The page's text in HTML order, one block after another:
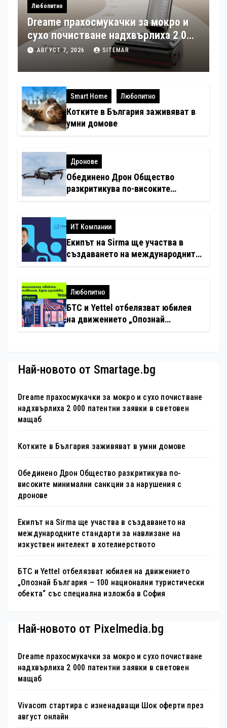
Любопитно
Dreame прахосмукачки за мокро и
сухо почистване надхвърлиха 2 000
патентни заявки в световен мащаб
АВГУСТ 7, 2026 SITEMAR
Smart Home Любопитно
Котките в България заживяват в
умни домове
Дронове
Обединено Дрон Общество
разкритикува по-високите
ИТ Компании
Екипът на Sirma ще участва в
създаването на международните
хотелиерството
Любопитно
БТС и Yettel отбелязват юбилея
на движението „Опознай
Най-новото от Smartage.bg
Dreame прахосмукачки за мокро и сухо почистване
надхвърлиха 2 000 патентни заявки в световен
мащаб
Котките в България заживяват в умни домове
Обединено Дрон Общество разкритикува по-
високите минимални санкции за нарушения с
дронове
Екипът на Sirma ще участва в създаването на
международните стандарти за навлизане на
изкуствен интелект в хотелиерството
БТС и Yettel отбелязват юбилея на движението
„Опознай България – 100 национални туристически
обекта“ със специална изложба в София
Най-новото от Pixelmedia.bg
Dreame прахосмукачки за мокро и сухо почистване
надхвърлиха 2 000 патентни заявки в световен
мащаб
Vivacom стартира с изненадващи Шок оферти през
август онлайн